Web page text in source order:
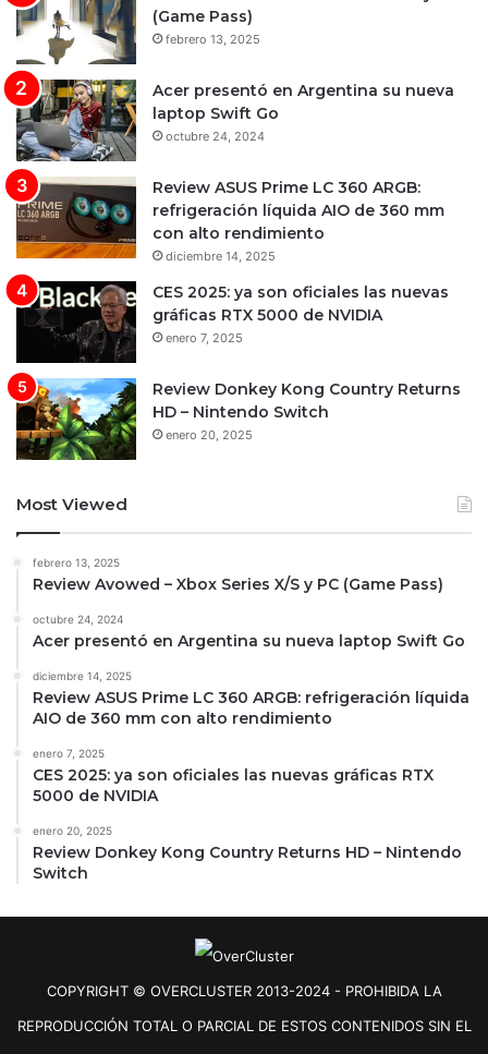
(Game Pass)
febrero 13, 2025
Acer presentó en Argentina su nueva
laptop Swift Go
octubre 24, 2024
Review ASUS Prime LC 360 ARGB:
refrigeración líquida AIO de 360 mm
con alto rendimiento
diciembre 14, 2025
CES 2025: ya son oficiales las nuevas
gráficas RTX 5000 de NVIDIA
enero 7, 2025
Review Donkey Kong Country Returns
HD – Nintendo Switch
enero 20, 2025
Most Viewed
febrero 13, 2025
Review Avowed – Xbox Series X/S y PC (Game Pass)
octubre 24, 2024
Acer presentó en Argentina su nueva laptop Swift Go
diciembre 14, 2025
Review ASUS Prime LC 360 ARGB: refrigeración líquida
AIO de 360 mm con alto rendimiento
enero 7, 2025
CES 2025: ya son oficiales las nuevas gráficas RTX
5000 de NVIDIA
enero 20, 2025
Review Donkey Kong Country Returns HD – Nintendo
Switch
COPYRIGHT © OVERCLUSTER 2013-2024 - PROHIBIDA LA
REPRODUCCIÓN TOTAL O PARCIAL DE ESTOS CONTENIDOS SIN EL